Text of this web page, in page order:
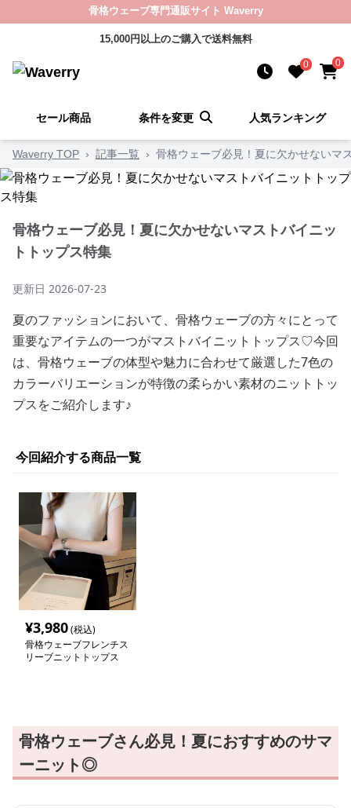
骨格ウェーブ専門通販サイト Waverry
15,000円以上のご購入で送料無料
0 0
セール商品 条件を変更 人気ランキング
Waverry TOP › 記事一覧 › 骨格ウェーブ必見！夏に欠かせないマ
骨格ウェーブ必見！夏に欠かせないマストバイニッ
トトップス特集
更新日 2026-07-23
夏のファッションにおいて、骨格ウェーブの方々にとって
重要なアイテムの一つがマストバイニットトップス♡今回
は、骨格ウェーブの体型や魅力に合わせて厳選した7色の
カラーバリエーションが特徴の柔らかい素材のニットトッ
プスをご紹介します♪
今回紹介する商品一覧
¥3,980(税込)
骨格ウェーブフレンチス
リーブニットトップス
骨格ウェーブさん必見！夏におすすめのサマ
ーニット◎